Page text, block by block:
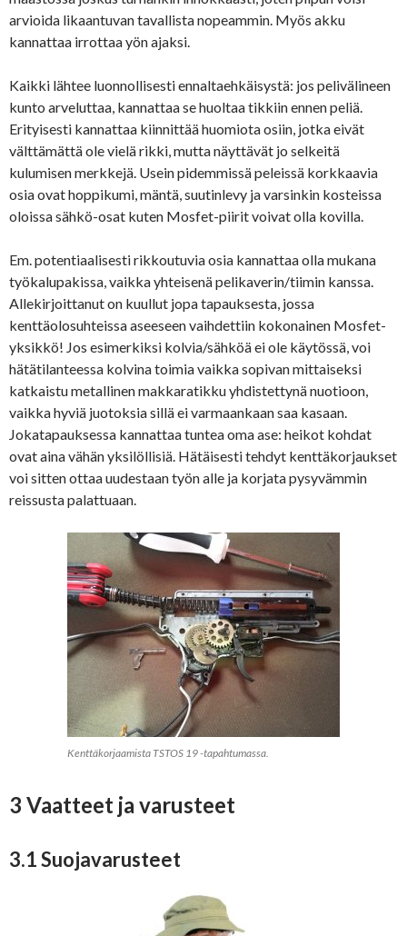
arvioida likaantuvan tavallista nopeammin. Myös akku
kannattaa irrottaa yön ajaksi.
Kaikki lähtee luonnollisesti ennaltaehkäisystä: jos pelivälineen
kunto arveluttaa, kannattaa se huoltaa tikkiin ennen peliä.
Erityisesti kannattaa kiinnittää huomiota osiin, jotka eivät
välttämättä ole vielä rikki, mutta näyttävät jo selkeitä
kulumisen merkkejä. Usein pidemmissä peleissä korkkaavia
osia ovat hoppikumi, mäntä, suutinlevy ja varsinkin kosteissa
oloissa sähkö-osat kuten Mosfet-piirit voivat olla kovilla.
Em. potentiaalisesti rikkoutuvia osia kannattaa olla mukana
työkalupakissa, vaikka yhteisenä pelikaverin/tiimin kanssa.
Allekirjoittanut on kuullut jopa tapauksesta, jossa
kenttäolosuhteissa aseeseen vaihdettiin kokonainen Mosfet-
yksikkö! Jos esimerkiksi kolvia/sähköä ei ole käytössä, voi
hätätilanteessa kolvina toimia vaikka sopivan mittaiseksi
katkaistu metallinen makkaratikku yhdistettynä nuotioon,
vaikka hyviä juotoksia sillä ei varmaankaan saa kasaan.
Jokatapauksessa kannattaa tuntea oma ase: heikot kohdat
ovat aina vähän yksilöllisiä. Hätäisesti tehdyt kenttäkorjaukset
voi sitten ottaa uudestaan työn alle ja korjata pysyvämmin
reissusta palattuaan.
Kenttäkorjaamista TSTOS 19 -tapahtumassa.
3 Vaatteet ja varusteet
3.1 Suojavarusteet